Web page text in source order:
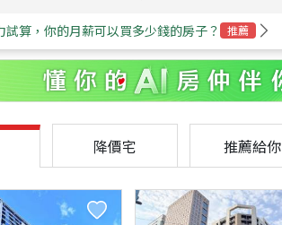
算，你的月薪可以買多少錢的房子？ 推薦
降價宅 推薦給你